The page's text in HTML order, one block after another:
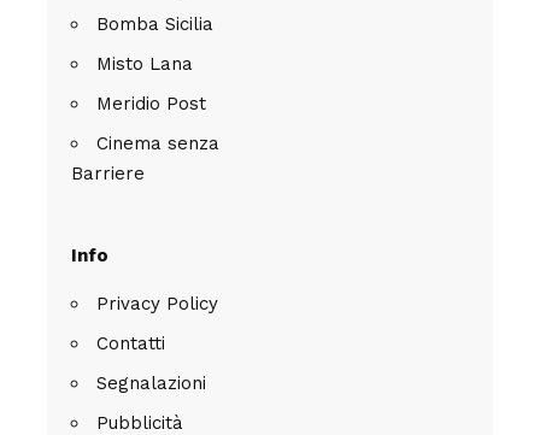
Bomba Sicilia
Misto Lana
Meridio Post
Cinema senza
Barriere
Info
Privacy Policy
Contatti
Segnalazioni
Pubblicità